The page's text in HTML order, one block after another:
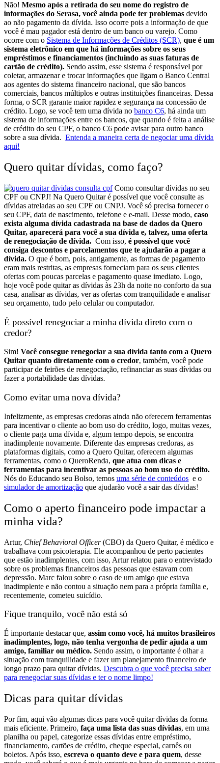
Não! Mesmo após a retirada do seu nome do registro de
informações do Serasa, você ainda pode ter problemas devido
ao não pagamento da dívida. Isso ocorre pois a informação de que
você é mau pagador está dentro de um banco ou varejo. Como
ocorre com o Sistema de Informações de Créditos (SCR), que é um
sistema eletrônico em que há informações sobre os seus
empréstimos e financiamentos (incluindo as suas faturas de
cartão de crédito). Sendo assim, esse sistema é responsável por
coletar, armazenar e trocar informações que ligam o Banco Central
aos agentes do sistema financeiro nacional, que são bancos
comerciais, bancos múltiplos e outras instituições financeiras. Dessa
forma, o SCR garante maior rapidez e segurança na concessão de
crédito. Logo, se você tem uma dívida no banco C6, há ainda um
sistema de informações entre os bancos, que quando é feita a análise
de crédito do seu CPF, o banco C6 pode avisar para outro banco
sobre a sua dívida. Entenda a maneira certa de negociar uma dívida
aqui!
Quero quitar dívidas, como faço?
Como consultar dívidas no seu
CPF ou CNPJ! Na Quero Quitar é possível que você consulte as
dívidas atreladas ao seu CPF ou CNPJ. Você só precisa fornecer o
seu CPF, data de nascimento, telefone e e-mail. Desse modo, caso
exista alguma dívida cadastrada na base de dados da Quero
Quitar, aparecerá para você a sua dívida e, talvez, uma oferta
de renegociação de dívida. Com isso, é possível que você
consiga descontos e parcelamentos que te ajudarão a pagar a
dívida. O que é bom, pois, antigamente, as formas de pagamento
eram mais restritas, as empresas forneciam para os seus clientes
ofertas com poucas parcelas e pagamento quase imediato. Logo,
hoje você pode quitar as dívidas às 23h da noite no conforto da sua
casa, analisar as dívidas, ver as ofertas com tranquilidade e analisar
seu orçamento, tudo pelo celular ou computador.
É possível renegociar a minha dívida direto com o
credor?
Sim! Você consegue renegociar a sua dívida tanto com a Quero
Quitar quanto diretamente com o credor, também, você pode
participar de feirões de renegociação, refinanciar as suas dívidas ou
fazer a portabilidade das dívidas.
Como evitar uma nova dívida?
Infelizmente, as empresas credoras ainda não oferecem ferramentas
para incentivar o cliente ao bom uso do crédito, logo, muitas vezes,
o cliente paga uma dívida e, algum tempo depois, se encontra
inadimplente novamente. Diferente das empresas credoras, as
plataformas digitais, como a Quero Quitar, oferecem algumas
ferramentas, como o QueroRenda, que atua com dicas e
ferramentas para incentivar as pessoas ao bom uso do crédito.
Nós do Educando seu Bolso, temos uma série de conteúdos e o
simulador de amortização que ajudarão você a sair das dívidas!
Como o aperto financeiro pode impactar a
minha vida?
Artur, Chief Behavioral Officer(CBO) da Quero Quitar, é médico e
trabalhava com psicoterapia. Ele acompanhou de perto pacientes
que estão inadimplentes, com isso, Artur relatou para o entrevistado
sobre os problemas financeiros das pessoas que estavam com
depressão. Marc falou sobre o caso de um amigo que estava
inadimplente e não contou a situação nem para a própria família e,
recentemente, cometeu suicídio.
Fique tranquilo, você não está só
É importante destacar que, assim como você, há muitos brasileiros
inadimplentes, logo, não tenha vergonha de pedir ajuda a um
amigo, familiar ou médico. Sendo assim, o importante é olhar a
situação com tranquilidade e fazer um planejamento financeiro de
longo prazo para quitar dívidas. Descubra o que você precisa saber
para renegociar suas dívidas e ter o nome limpo!
Dicas para quitar dívidas
Por fim, aqui vão algumas dicas para você quitar dívidas da forma
mais eficiente. Primeiro, faça uma lista das suas dívidas, em uma
planilha ou papel, categorize essas dívidas entre empréstimo,
financiamento, cartões de crédito, cheque especial, carnês ou
boletos. Após isso, escreva o quanto deve e para quem, desse